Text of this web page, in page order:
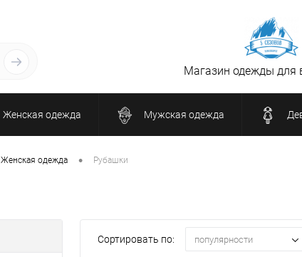
Магазин одежды для
Женская одежда Мужская одежда
Женская одежда • Рубашки
Сортировать по: популярности